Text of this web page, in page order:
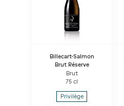
Billecart-Salmon
Brut Réserve
Brut
75 cl
Privilège